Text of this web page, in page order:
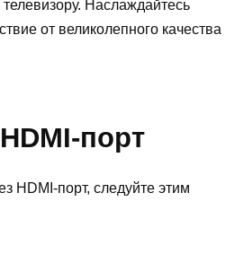
Наслаждайтесь
от великолепного качества
порт
HDMI-порт, следуйте этим